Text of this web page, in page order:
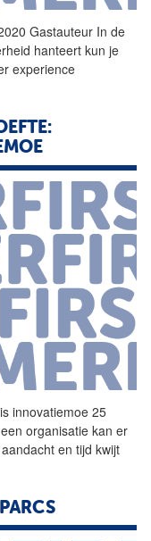
Gastauteur In de
hanteert kun je
experience
innovatiemoe 25
organisatie kan er
en tijd kwijt